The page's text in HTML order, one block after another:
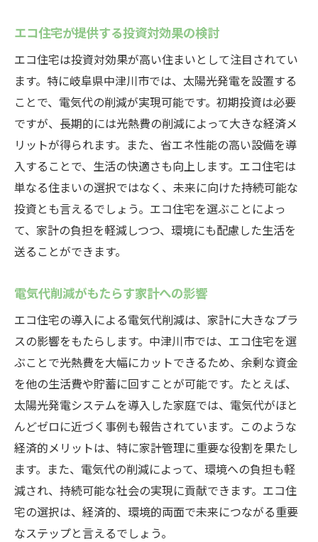
エコ住宅が提供する投資対効果の検討
エコ住宅は投資対効果が高い住まいとして注目されてい
ます。特に岐阜県中津川市では、太陽光発電を設置する
ことで、電気代の削減が実現可能です。初期投資は必要
ですが、長期的には光熱費の削減によって大きな経済メ
リットが得られます。また、省エネ性能の高い設備を導
入することで、生活の快適さも向上します。エコ住宅は
単なる住まいの選択ではなく、未来に向けた持続可能な
投資とも言えるでしょう。エコ住宅を選ぶことによっ
て、家計の負担を軽減しつつ、環境にも配慮した生活を
送ることができます。
電気代削減がもたらす家計への影響
エコ住宅の導入による電気代削減は、家計に大きなプラ
スの影響をもたらします。中津川市では、エコ住宅を選
ぶことで光熱費を大幅にカットできるため、余剰な資金
を他の生活費や貯蓄に回すことが可能です。たとえば、
太陽光発電システムを導入した家庭では、電気代がほと
んどゼロに近づく事例も報告されています。このような
経済的メリットは、特に家計管理に重要な役割を果たし
ます。また、電気代の削減によって、環境への負担も軽
減され、持続可能な社会の実現に貢献できます。エコ住
宅の選択は、経済的、環境的両面で未来につながる重要
なステップと言えるでしょう。